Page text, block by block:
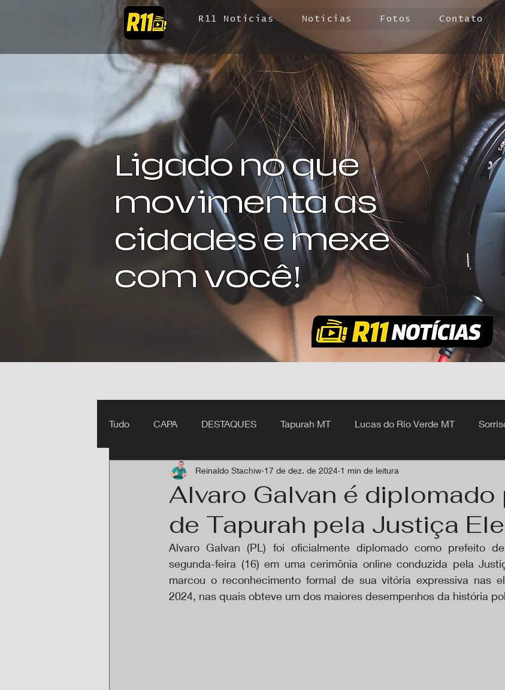
R11 Noticias Notícias Fotos Contato
Ligado no que
movimenta as
cidades e mexe
com você!
Tudo CAPA DESTAQUES Tapurah MT Lucas do Rio Verde MT
Ipiranga do Norte MT Itanhangá MT
Alvaro Galvan é diplomado
de Tapurah pela Justiça
Reinaldo Stachiw 17 de dez. de 2024 1 min de leitura
Alvaro Galvan (PL) foi oficialmente diplomado como prefeito
segunda-feira (16) em uma cerimônia online conduzida pela
marcou o reconhecimento formal de sua vitória expressiva nas
2024, nas quais obteve um dos maiores desempenhos da história